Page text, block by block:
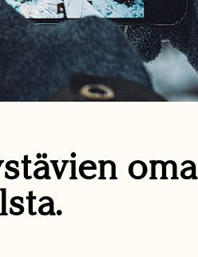
oma